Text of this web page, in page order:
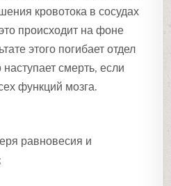
кровотока в сосудах
происходит на фоне
этого погибает отдел
смерть, если
функций мозга.
равновесия и